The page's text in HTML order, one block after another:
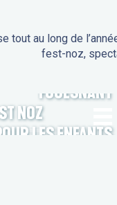
tout au long de
fest-noz,
FOUESNANT
NOZ
LES ENFANTS